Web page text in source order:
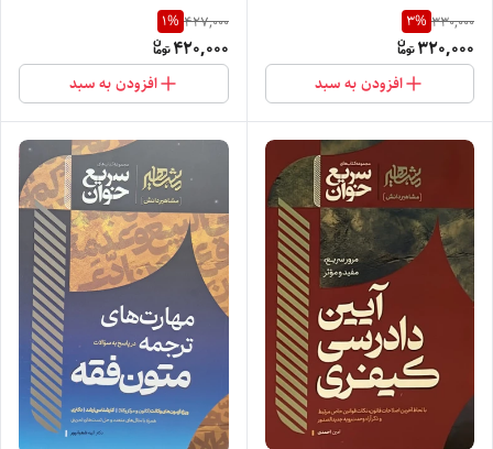
330,000
3%
320,000
افزودن به سبد
427,000
1%
420,000
افزودن به سبد